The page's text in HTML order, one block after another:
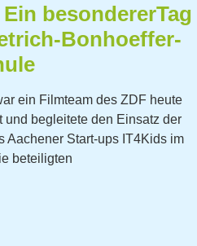
besondererTag
Bonhoeffer-
ein Filmteam des ZDF heute
und begleitete den Einsatz der
Aachener Start-ups IT4Kids im
beteiligten